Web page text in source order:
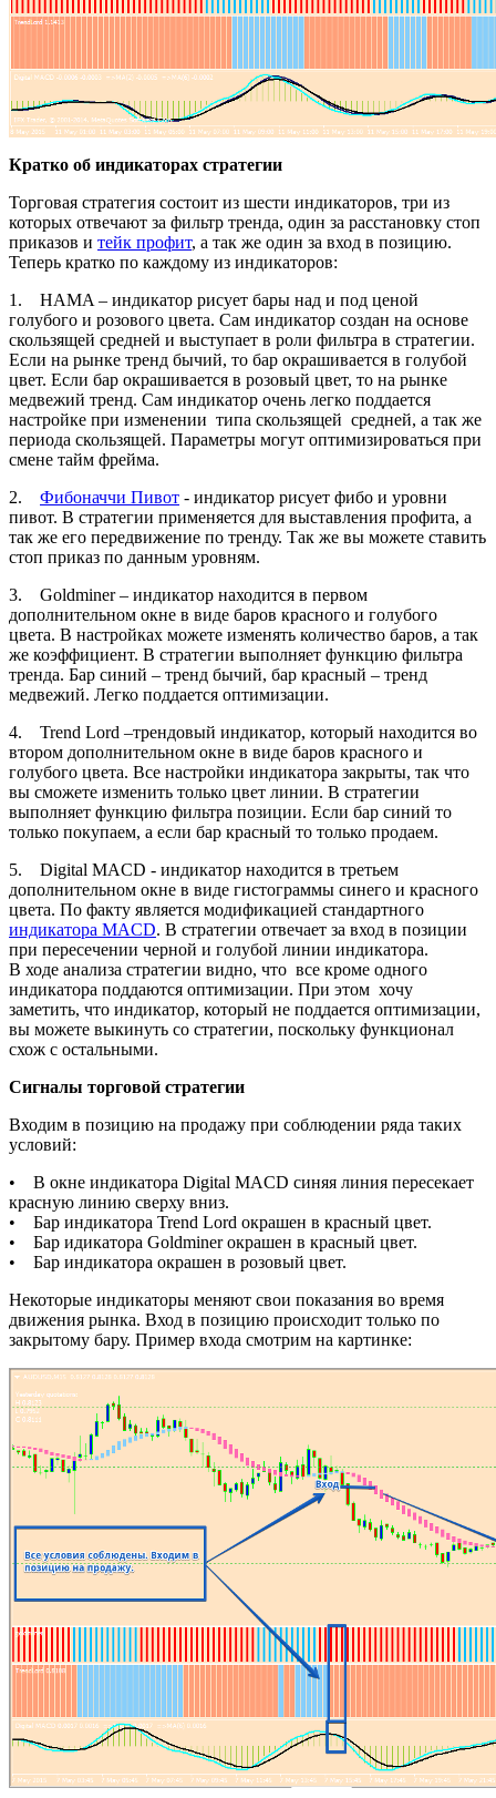
Кратко об индикаторах стратегии
Торговая стратегия состоит из шести индикаторов, три из
которых отвечают за фильтр тренда, один за расстановку стоп
приказов и тейк профит, а так же один за вход в позицию.
Теперь кратко по каждому из индикаторов:
1. HAMA – индикатор рисует бары над и под ценой
голубого и розового цвета. Сам индикатор создан на основе
скользящей средней и выступает в роли фильтра в стратегии.
Если на рынке тренд бычий, то бар окрашивается в голубой
цвет. Если бар окрашивается в розовый цвет, то на рынке
медвежий тренд. Сам индикатор очень легко поддается
настройке при изменении типа скользящей средней, а так же
периода скользящей. Параметры могут оптимизироваться при
смене тайм фрейма.
2. Фибоначчи Пивот - индикатор рисует фибо и уровни
пивот. В стратегии применяется для выставления профита, а
так же его передвижение по тренду. Так же вы можете ставить
стоп приказ по данным уровням.
3. Goldminer – индикатор находится в первом
дополнительном окне в виде баров красного и голубого
цвета. В настройках можете изменять количество баров, а так
же коэффициент. В стратегии выполняет функцию фильтра
тренда. Бар синий – тренд бычий, бар красный – тренд
медвежий. Легко поддается оптимизации.
4. Trend Lord –трендовый индикатор, который находится во
втором дополнительном окне в виде баров красного и
голубого цвета. Все настройки индикатора закрыты, так что
вы сможете изменить только цвет линии. В стратегии
выполняет функцию фильтра позиции. Если бар синий то
только покупаем, а если бар красный то только продаем.
5. Digital MACD - индикатор находится в третьем
дополнительном окне в виде гистограммы синего и красного
цвета. По факту является модификацией стандартного
индикатора MACD. В стратегии отвечает за вход в позиции
при пересечении черной и голубой линии индикатора.
В ходе анализа стратегии видно, что все кроме одного
индикатора поддаются оптимизации. При этом хочу
заметить, что индикатор, который не поддается оптимизации,
вы можете выкинуть со стратегии, поскольку функционал
схож с остальными.
Сигналы торговой стратегии
Входим в позицию на продажу при соблюдении ряда таких
условий:
• В окне индикатора Digital MACD синяя линия пересекает
красную линию сверху вниз.
• Бар индикатора Trend Lord окрашен в красный цвет.
• Бар идикатора Goldminer окрашен в красный цвет.
• Бар индикатора окрашен в розовый цвет.
Некоторые индикаторы меняют свои показания во время
движения рынка. Вход в позицию происходит только по
закрытому бару. Пример входа смотрим на картинке: